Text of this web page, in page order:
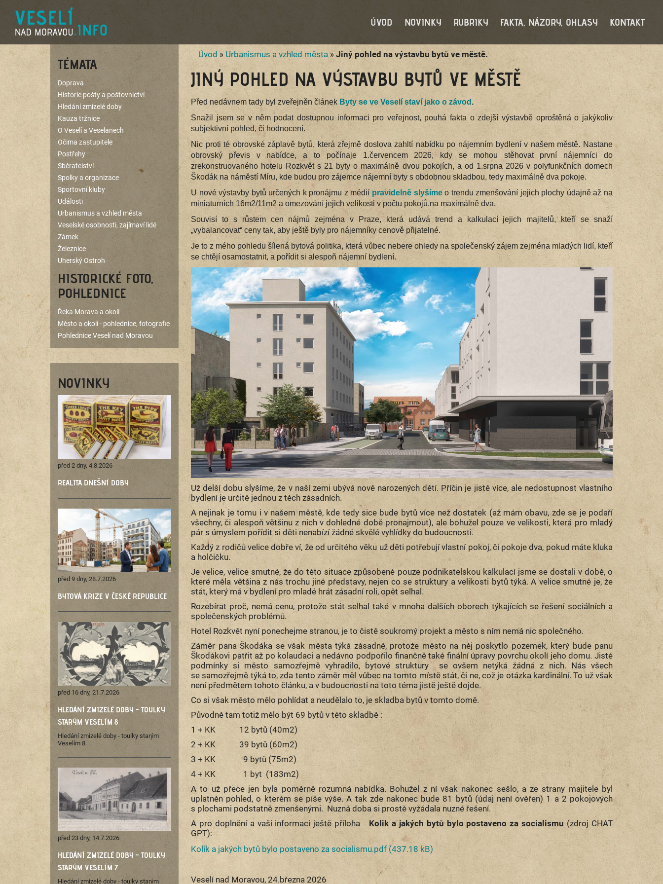
ÚVOD NOVINKY RUBRIKY FAKTA, NÁZORY, OHLASY KONTAKT
TÉMATA
Doprava
Historie pošty a poštovnictví
Hledání zmizelé doby
Kauza tržnice
O Veselí a Veselanech
Očima zastupitele
Postřehy
Sběratelství
Spolky a organizace
Sportovní kluby
Události
Urbanismus a vzhled města
Veselské osobnosti, zajímaví lidé
Zámek
Železnice
Uherský Ostroh
HISTORICKÉ FOTO,
POHLEDNICE
Řeka Morava a okolí
Město a okolí - pohlednice, fotografie
Pohlednice Veselí nad Moravou
NOVINKY
před 2 dny, 4.8.2026
REALITA DNEŠNÍ DOBY
před 9 dny, 28.7.2026
BYTOVÁ KRIZE V ČESKÉ REPUBLICE
před 16 dny, 21.7.2026
HLEDÁNÍ ZMIZELÉ DOBY - TOULKY
STARÝM VESELÍM 8
Hledání zmizelé doby - toulky starým
Veselím 8
před 23 dny, 14.7.2026
HLEDÁNÍ ZMIZELÉ DOBY - TOULKY
STARÝM VESELÍM 7
Hledání zmizelé doby - toulky starým
Úvod » Urbanismus a vzhled města » Jiný pohled na výstavbu bytů ve městě.
JINÝ POHLED NA VÝSTAVBU BYTŮ VE MĚSTĚ
Před nedávnem tady byl zveřejněn článek Byty se ve Veselí staví jako o závod .
Snažil jsem se v něm podat dostupnou informaci pro veřejnost, pouhá fakta o zdejší výstavbě oproštěná o jakýkoliv
subjektivní pohled, či hodnocení.
Nic proti té obrovské záplavě bytů, která zřejmě doslova zahltí nabídku po nájemním bydlení v našem městě. Nastane
obrovský převis v nabídce, a to počínaje 1.červencem 2026, kdy se mohou stěhovat první nájemníci do
zrekonstruovaného hotelu Rozkvět s 21 byty o maximálně dvou pokojích, a od 1.srpna 2026 v polyfunkčních domech
Škodák na náměstí Míru, kde budou pro zájemce nájemní byty s obdobnou skladbou, tedy maximálně dva pokoje.
U nové výstavby bytů určených k pronájmu z médiípravidelně slyšímeo trendu zmenšování jejich plochy údajně až na
miniaturních 16m2/11m2 a omezování jejich velikosti v počtu pokojů.na maximálně dva.
Souvisí to s růstem cen nájmů zejména v Praze, která udává trend a kalkulací jejich majitelů, kteří se snaží
„vybalancovat“ ceny tak, aby ještě byly pro nájemníky cenově přijatelné.
Je to z mého pohledu šílená bytová politika, která vůbec nebere ohledy na společenský zájem zejména mladých lidí, kteří
se chtějí osamostatnit, a pořídit si alespoň nájemní bydlení.
Už delší dobu slyšíme, že v naší zemi ubývá nově narozených dětí. Příčin je jistě více, ale nedostupnost vlastního
bydlení je určitě jednou z těch zásadních.
A nejinak je tomu i v našem městě, kde tedy sice bude bytů více než dostatek (až mám obavu, zde se je podaří
všechny, či alespoň většinu z nich v dohledné době pronajmout), ale bohužel pouze ve velikosti, která pro mladý
pár s úmyslem pořídit si děti nenabízí žádné skvělé vyhlídky do budoucnosti.
Každý z rodičů velice dobře ví, že od určitého věku už děti potřebují vlastní pokoj, či pokoje dva, pokud máte kluka
a holčičku.
Je velice, velice smutné, že do této situace způsobené pouze podnikatelskou kalkulací jsme se dostali v době, o
které měla většina z nás trochu jiné představy, nejen co se struktury a velikosti bytů týká. A velice smutné je, že
stát, který má v bydlení pro mladé hrát zásadní roli, opět selhal.
Rozebírat proč, nemá cenu, protože stát selhal také v mnoha dalších oborech týkajících se řešení sociálních a
společenských problémů.
Hotel Rozkvět nyní ponechejme stranou, je to čistě soukromý projekt a město s ním nemá nic společného.
Záměr pana Škodáka se však města týká zásadně, protože město na něj poskytlo pozemek, který bude panu
Škodákovi patřit až po kolaudaci a nedávno podpořilo finančně také finální úpravy povrchu okolí jeho domu. Jisté
podmínky si město samozřejmě vyhradilo, bytové struktury se ovšem netýká žádná z nich. Nás všech
se samozřejmě týká to, zda tento záměr měl vůbec na tomto místě stát, či ne, což je otázka kardinální. To už však
není předmětem tohoto článku, a v budoucnosti na toto téma jistě ještě dojde.
Co si však město mělo pohlídat a neudělalo to, je skladba bytů v tomto domě.
Původně tam totiž mělo být 69 bytů v této skladbě :
1 + KK 12 bytů (40m2)
2 + KK 39 bytů (60m2)
3 + KK 9 bytů (75m2)
4 + KK 1 byt (183m2)
A to už přece jen byla poměrně rozumná nabídka. Bohužel z ní však nakonec sešlo, a ze strany majitele byl
uplatněn pohled, o kterém se píše výše. A tak zde nakonec bude 81 bytů (údaj není ověřen) 1 a 2 pokojových
s plochami podstatně zmenšenými. Nuzná doba si prostě vyžádala nuzné řešení.
A pro doplnění a vaši informaci ještě příloha Kolik a jakých bytů bylo postaveno za socialismu (zdroj CHAT
GPT): ​​​​​​​
Kolik a jakých bytů bylo postaveno za socialismu.pdf (437.18 kB)
Veselí nad Moravou, 24.března 2026